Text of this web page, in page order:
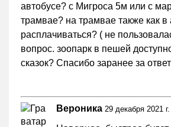
автобусе? с Мигроса 5м или с
трамвае? на трамвае также как в
расплачиваться? ( не
вопрос. зоопарк в пешей
сказок? Спасибо заранее за
Вероника 29 декабря 2021 г.